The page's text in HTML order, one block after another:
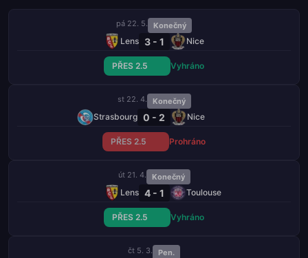
pá 22. 5. Konečný
Lens 3 - 1 Nice
PŘES 2.5 Vyhráno
st 22. 4. Konečný
Strasbourg 0 - 2 Nice
PŘES 2.5 Prohráno
út 21. 4. Konečný
Lens 4 - 1 Toulouse
PŘES 2.5 Vyhráno
čt 5. 3. Pen.